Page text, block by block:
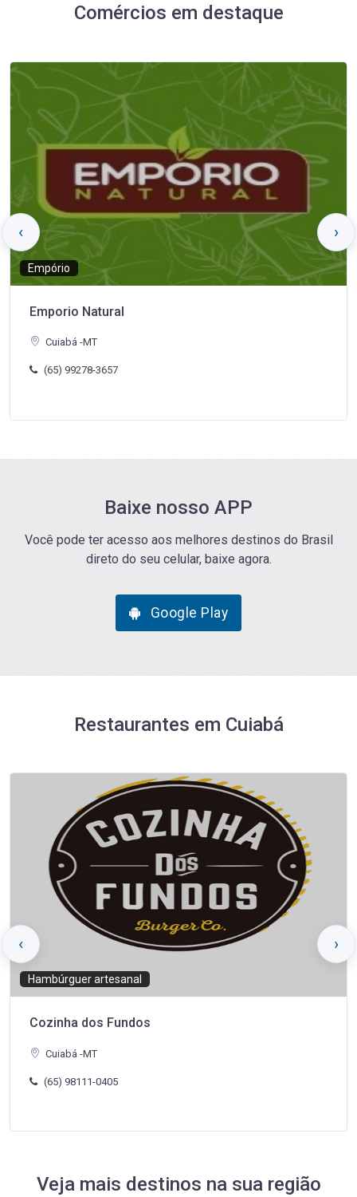
Comércios em destaque
Empório
Emporio Natural
Cuiabá -MT
(65) 99278-3657
‹ ›
Baixe nosso APP
Você pode ter acesso aos melhores destinos do Brasil
direto do seu celular, baixe agora.
Google Play
Restaurantes em Cuiabá
Hambúrguer artesanal
Cozinha dos Fundos
Cuiabá -MT
(65) 98111-0405
‹ ›
Veja mais destinos na sua região